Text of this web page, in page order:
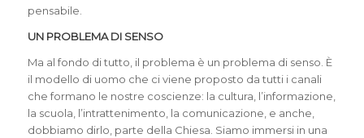
pensabile.
UN PROBLEMA DI SENSO
Ma al fondo di tutto, il problema è un problema di senso. È
il modello di uomo che ci viene proposto da tutti i canali
che formano le nostre coscienze: la cultura, l’informazione,
la scuola, l’intrattenimento, la comunicazione, e anche,
dobbiamo dirlo, parte della Chiesa. Siamo immersi in una